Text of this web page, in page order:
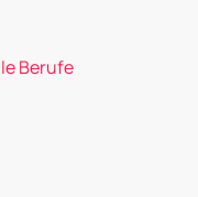
Berufe